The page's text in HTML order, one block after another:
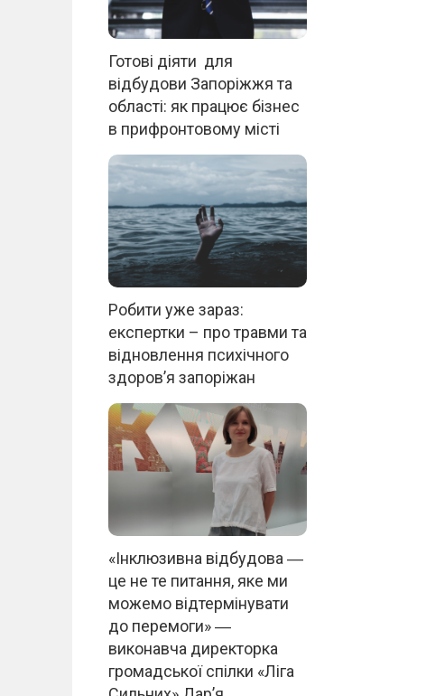
Готові діяти для
відбудови Запоріжжя та
області: як працює бізнес
в прифронтовому місті
Робити уже зараз:
експертки – про травми та
відновлення психічного
здоров’я запоріжан
«Інклюзивна відбудова ―
це не те питання, яке ми
можемо відтермінувати
до перемоги» ―
виконавча директорка
громадської спілки «Ліга